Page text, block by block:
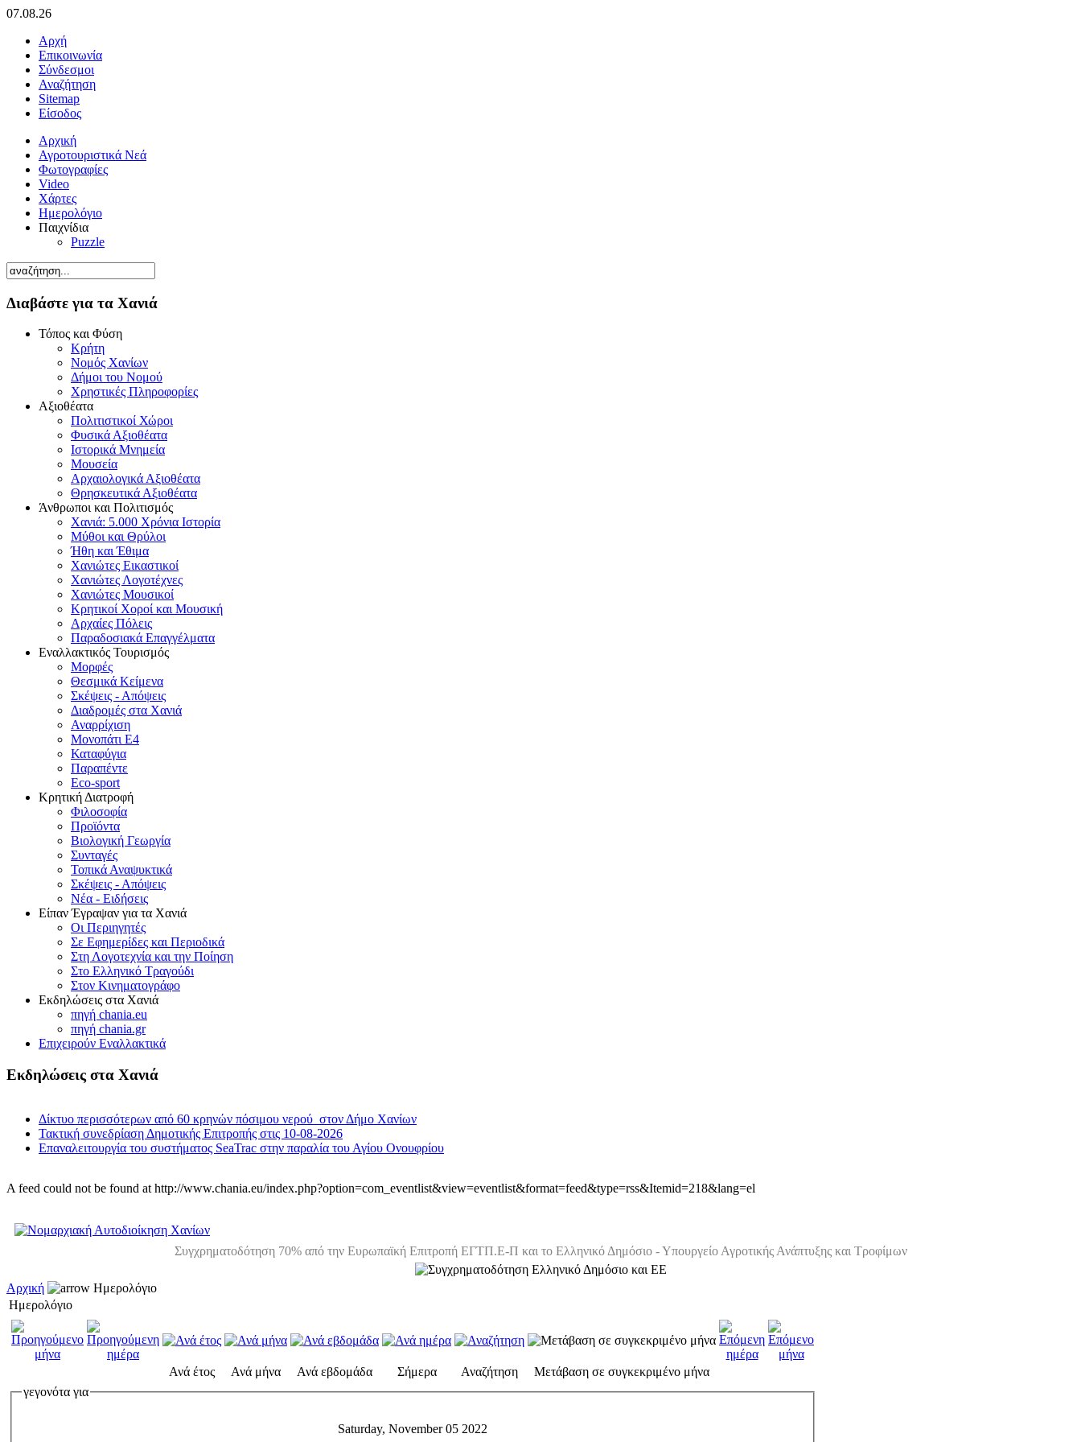
07.08.26
Αρχή
Επικοινωνία
Σύνδεσμοι
Αναζήτηση
Sitemap
Είσοδος
Αρχική
Αγροτουριστικά Νεά
Φωτογραφίες
Video
Χάρτες
Ημερολόγιο
Παιχνίδια
Puzzle
Διαβάστε για τα Χανιά
Τόπος και Φύση
Κρήτη
Νομός Χανίων
Δήμοι του Νομού
Χρηστικές Πληροφορίες
Αξιοθέατα
Πολιτιστικοί Χώροι
Φυσικά Αξιοθέατα
Ιστορικά Μνημεία
Μουσεία
Αρχαιολογικά Αξιοθέατα
Θρησκευτικά Αξιοθέατα
Άνθρωποι και Πολιτισμός
Χανιά: 5.000 Χρόνια Ιστορία
Μύθοι και Θρύλοι
Ήθη και Έθιμα
Χανιώτες Εικαστικοί
Χανιώτες Λογοτέχνες
Χανιώτες Μουσικοί
Κρητικοί Χοροί και Μουσική
Αρχαίες Πόλεις
Παραδοσιακά Επαγγέλματα
Εναλλακτικός Τουρισμός
Μορφές
Θεσμικά Κείμενα
Σκέψεις - Απόψεις
Διαδρομές στα Χανιά
Αναρρίχιση
Μονοπάτι Ε4
Καταφύγια
Παραπέντε
Eco-sport
Κρητική Διατροφή
Φιλοσοφία
Προϊόντα
Βιολογική Γεωργία
Συνταγές
Τοπικά Αναψυκτικά
Σκέψεις - Απόψεις
Νέα - Ειδήσεις
Είπαν Έγραψαν για τα Χανιά
Οι Περιηγητές
Σε Εφημερίδες και Περιοδικά
Στη Λογοτεχνία και την Ποίηση
Στο Ελληνικό Τραγούδι
Στον Κινηματογράφο
Εκδηλώσεις στα Χανιά
πηγή chania.eu
πηγή chania.gr
Επιχειρούν Εναλλακτικά
Εκδηλώσεις στα Χανιά
Δίκτυο περισσότερων από 60 κρηνών πόσιμου νερού στον Δήμο Χανίων
Τακτική συνεδρίαση Δημοτικής Επιτροπής στις 10-08-2026
Επαναλειτουργία του συστήματος SeaTrac στην παραλία του Αγίου Ονουφρίου
A feed could not be found at http://www.chania.eu/index.php?option=com_eventlist&view=eventlist&format=feed&type=rss&Itemid=218&lang=el
Συγχρηματοδότηση 70% από την Ευρωπαϊκή Επιτροπή ΕΓΤΠ.Ε-Π και το Ελληνικό Δημόσιο - Υπουργείο Αγροτικής Ανάπτυξης και Τροφίμων
Αρχική
Ημερολόγιο
Ημερολόγιο
Ανά έτος Ανά μήνα Ανά εβδομάδα Σήμερα Αναζήτηση
Μετάβαση σε συγκεκριμένο μήνα
γεγονότα για
Saturday, November 05 2022